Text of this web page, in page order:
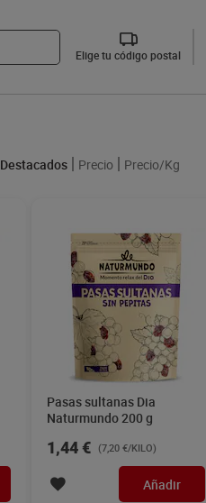
Elige tu código postal
Destacados Precio Precio/Kg
Pasas sultanas Dia
Naturmundo 200 g
1,44 € (7,20 €/KILO)
Añadir